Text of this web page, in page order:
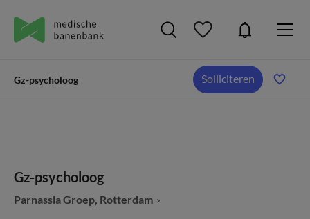
Gz-psycholoog Solliciteren
Gz-psycholoog
Parnassia Groep, Rotterdam